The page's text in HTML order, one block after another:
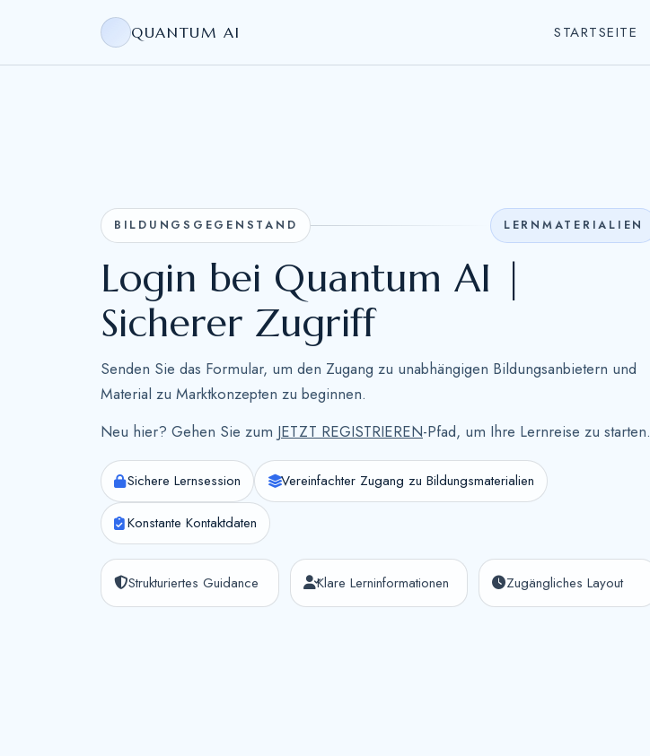
QUANTUM AI STARTSEITE
BILDUNGSGEGENSTAND LERNMATERIALIEN
Login bei Quantum AI |
Sicherer Zugriff
Senden Sie das Formular, um den Zugang zu unabhängigen Bildungsanbietern und
Material zu Marktkonzepten zu beginnen.
Neu hier? Gehen Sie zum JETZT REGISTRIEREN-Pfad, um Ihre Lernreise zu starten.
Sichere Lernsession Vereinfachter Zugang zu Bildungsmaterialien
Konstante Kontaktdaten
Strukturiertes Guidance Klare Lerninformationen Zugängliches Layout